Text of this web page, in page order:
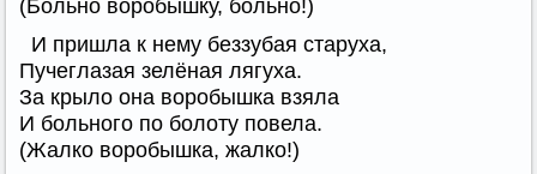
(Больно воробышку, больно!)
И пришла к нему беззубая старуха,
Пучеглазая зелёная лягуха.
За крыло она воробышка взяла
И больного по болоту повела.
(Жалко воробышка, жалко!)